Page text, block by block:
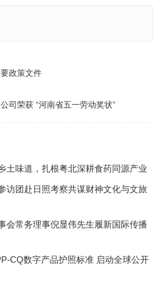
政策文件
司荣获 “河南省五一劳动奖状”
土味道，扎根粤北深耕食药同源产业
访团赴日照考察共谋财神文化与文旅
会常务理事倪显伟先生履新国际传播
CQ数字产品护照标准 启动全球公开